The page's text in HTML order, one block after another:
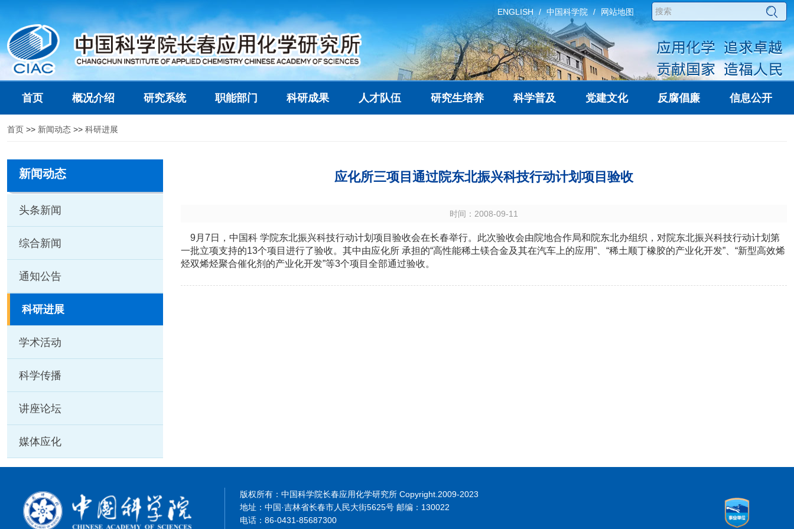
ENGLISH 中国科学院 网站地图
首页 概况介绍 研究系统 职能部门 科研成果 人才队伍 研究生培养 科学普及 党建文化 反腐倡廉 信息公开
首页 >> 新闻动态 >> 科研进展
新闻动态
头条新闻
综合新闻
通知公告
科研进展
学术活动
科学传播
讲座论坛
媒体应化
应化所三项目通过院东北振兴科技行动计划项目验收
时间：2008-09-11
9月7日，中国科 学院东北振兴科技行动计划项目验收会在长春举行。此次验收会由院地合作局和院东北办组织，对院东北振兴科技行动计划第
一批立项支持的13个项目进行了验收。其中由应化所 承担的“高性能稀土镁合金及其在汽车上的应用”、“稀土顺丁橡胶的产业化开发”、“新型高效烯
烃双烯烃聚合催化剂的产业化开发”等3个项目全部通过验收。
版权所有：中国科学院长春应用化学研究所 Copyright.2009-2023
地址：中国·吉林省长春市人民大街5625号 邮编：130022
电话：86-0431-85687300